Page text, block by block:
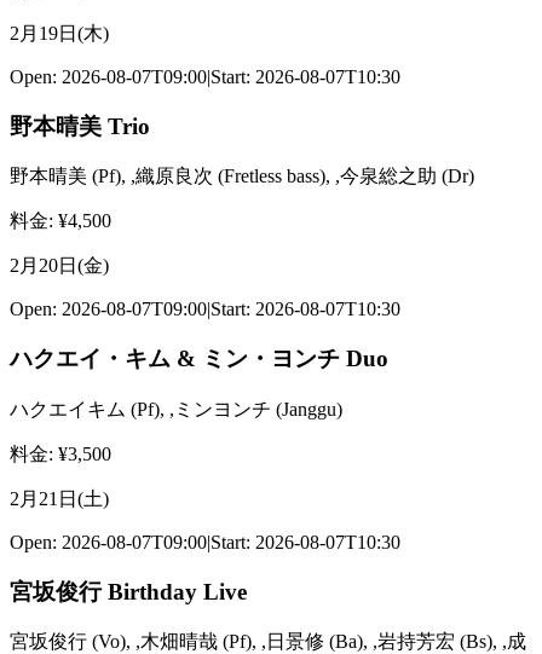
2月19日(木)
Open: 2026-08-07T09:00|Start: 2026-08-07T10:30
野本晴美 Trio
野本晴美 (Pf), ,織原良次 (Fretless bass), ,今泉総之助 (Dr)
料金: ¥4,500
2月20日(金)
Open: 2026-08-07T09:00|Start: 2026-08-07T10:30
ハクエイ・キム & ミン・ヨンチ Duo
ハクエイキム (Pf), ,ミンヨンチ (Janggu)
料金: ¥3,500
2月21日(土)
Open: 2026-08-07T09:00|Start: 2026-08-07T10:30
宮坂俊行 Birthday Live
宮坂俊行 (Vo), ,木畑晴哉 (Pf), ,日景修 (Ba), ,岩持芳宏 (Bs), ,成